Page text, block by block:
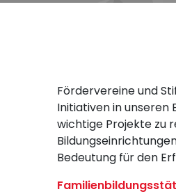
Fördervereine und
Initiativen in unseren
wichtige Projekte zu
Bedeutung für den